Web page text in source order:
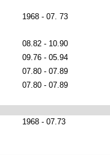
1968 - 07. 73
08.82 - 10.90
09.76 - 05.94
07.80 - 07.89
07.80 - 07.89
1968 - 07.73